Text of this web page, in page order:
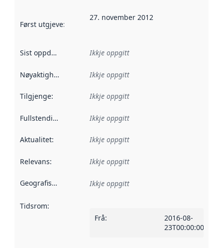
Først utgjeve:
27. november 2012
Sist oppdatert Ikkje oppgitt
Nøyaktigheit Ikkje oppgitt
Tilgjenge: Ikkje oppgitt
Fullstendigheit Ikkje oppgitt
Aktualitet: Ikkje oppgitt
Relevans: Ikkje oppgitt
Geografisk område Ikkje oppgitt
Tidsrom:
Frå:
2016-08-
23T00:00:00Z